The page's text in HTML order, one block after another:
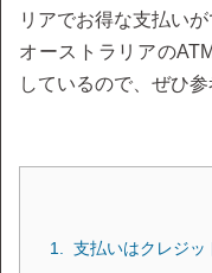
リアでお得な支払い
オーストラリアの
しているので、ぜひ
支払いはクレジッ